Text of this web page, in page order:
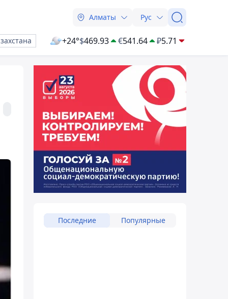
Алматы Рус
+24°$469.93 €541.64 ₽5.71
Последние Популярные